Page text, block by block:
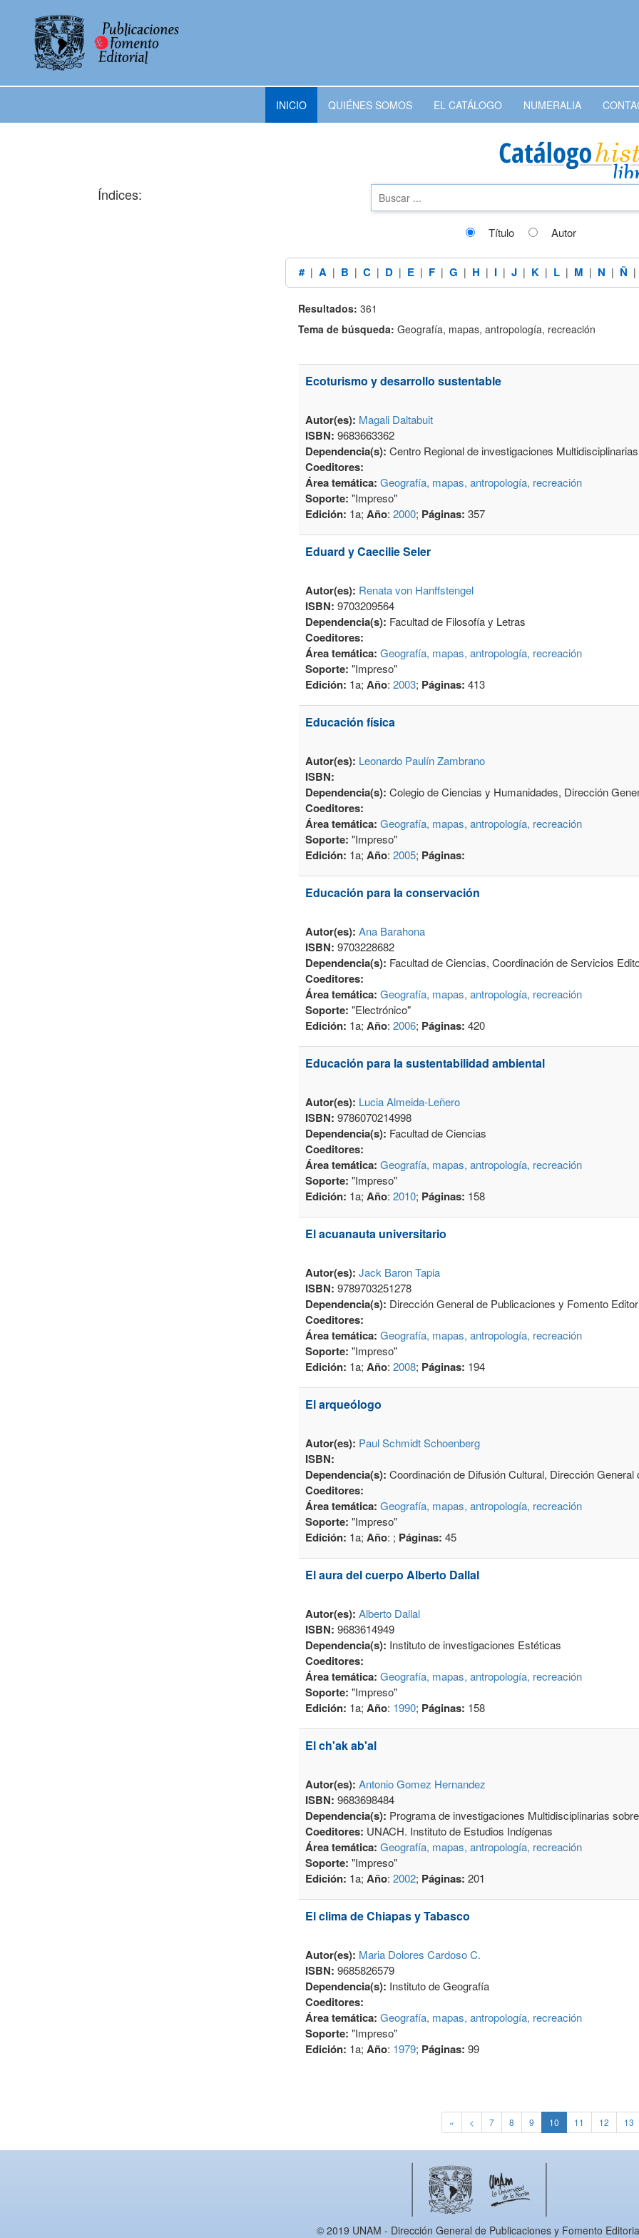
INICIO QUIÉNES SOMOS EL CATÁLOGO NUMERALIA
Índices:
Título Autor
# | A | B | C | D | E | F | G | H | I | J | K | L | M | N | Ñ
Resultados: 361
Tema de búsqueda: Geografía, mapas, antropología, recreación
Ecoturismo y desarrollo sustentable
Autor(es): Magali Daltabuit
ISBN: 9683663362
Dependencia(s): Centro Regional de investigaciones Multidisciplinarias
Coeditores:
Área temática: Geografía, mapas, antropología, recreación
Soporte: "Impreso"
Edición: 1a; Año: 2000; Páginas: 357
Eduard y Caecilie Seler
Autor(es): Renata von Hanffstengel
ISBN: 9703209564
Dependencia(s): Facultad de Filosofía y Letras
Coeditores:
Área temática: Geografía, mapas, antropología, recreación
Soporte: "Impreso"
Edición: 1a; Año: 2003; Páginas: 413
Educación física
Autor(es): Leonardo Paulín Zambrano
ISBN:
Dependencia(s): Colegio de Ciencias y Humanidades, Dirección
Coeditores:
Área temática: Geografía, mapas, antropología, recreación
Soporte: "Impreso"
Edición: 1a; Año: 2005; Páginas:
Educación para la conservación
Autor(es): Ana Barahona
ISBN: 9703228682
Dependencia(s): Facultad de Ciencias, Coordinación de Servicios
Coeditores:
Área temática: Geografía, mapas, antropología, recreación
Soporte: "Electrónico"
Edición: 1a; Año: 2006; Páginas: 420
Educación para la sustentabilidad ambiental
Autor(es): Lucia Almeida-Leñero
ISBN: 9786070214998
Dependencia(s): Facultad de Ciencias
Coeditores:
Área temática: Geografía, mapas, antropología, recreación
Soporte: "Impreso"
Edición: 1a; Año: 2010; Páginas: 158
El acuanauta universitario
Autor(es): Jack Baron Tapia
ISBN: 9789703251278
Dependencia(s): Dirección General de Publicaciones y Fomento
Coeditores:
Área temática: Geografía, mapas, antropología, recreación
Soporte: "Impreso"
Edición: 1a; Año: 2008; Páginas: 194
El arqueólogo
Autor(es): Paul Schmidt Schoenberg
ISBN:
Dependencia(s): Coordinación de Difusión Cultural, Dirección
Coeditores:
Área temática: Geografía, mapas, antropología, recreación
Soporte: "Impreso"
Edición: 1a; Año: ; Páginas: 45
El aura del cuerpo Alberto Dallal
Autor(es): Alberto Dallal
ISBN: 9683614949
Dependencia(s): Instituto de investigaciones Estéticas
Coeditores:
Área temática: Geografía, mapas, antropología, recreación
Soporte: "Impreso"
Edición: 1a; Año: 1990; Páginas: 158
El ch'ak ab'al
Autor(es): Antonio Gomez Hernandez
ISBN: 9683698484
Dependencia(s): Programa de investigaciones Multidisciplinarias
Coeditores: UNACH. Instituto de Estudios Indígenas
Área temática: Geografía, mapas, antropología, recreación
Soporte: "Impreso"
Edición: 1a; Año: 2002; Páginas: 201
El clima de Chiapas y Tabasco
Autor(es): Maria Dolores Cardoso C.
ISBN: 9685826579
Dependencia(s): Instituto de Geografía
Coeditores:
Área temática: Geografía, mapas, antropología, recreación
Soporte: "Impreso"
Edición: 1a; Año: 1979; Páginas: 99
« < 7 8 9 10 11 12 13
© 2019 UNAM - Dirección General de Publicaciones y Fomento